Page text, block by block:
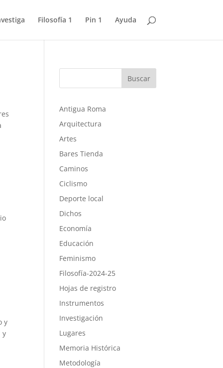
Filosofía 1 Pin 1 Ayuda
y
y
Buscar
Antigua Roma
Arquitectura
Artes
Bares Tienda
Caminos
Ciclismo
Deporte local
Dichos
Economía
Educación
Feminismo
Filosofía-2024-25
Hojas de registro
Instrumentos
Investigación
Lugares
Memoria Histórica
Metodología